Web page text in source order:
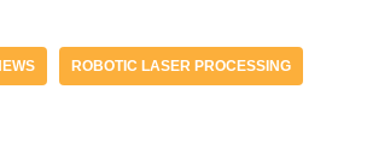
ROBOTIC LASER PROCESSING